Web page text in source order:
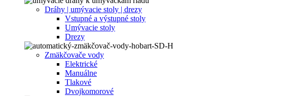
Dráhy | umývacie stoly | drezy
Vstupné a výstupné stoly
Umývacie stoly
Drezy
Zmäkčovače vody
Elektrické
Manuálne
Tlakové
Dvojkomorové